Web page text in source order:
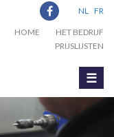
NL FR
HOME
HET BEDRIJF
PRIJSLIJSTEN
☰